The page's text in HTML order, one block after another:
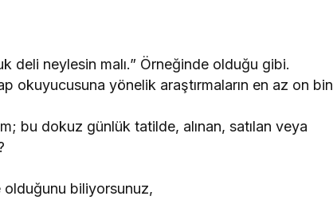
deli neylesin malı.” Örneğinde olduğu gibi.
okuyucusuna yönelik araştırmaların en az on bin
bu dokuz günlük tatilde, alınan, satılan veya
olduğunu biliyorsunuz,